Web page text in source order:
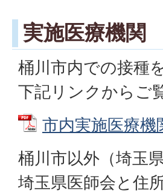
実施医療機関
桶川市内での接種
下記リンクからご
市内実施医療
桶川市以外（埼玉
埼玉県医師会と住